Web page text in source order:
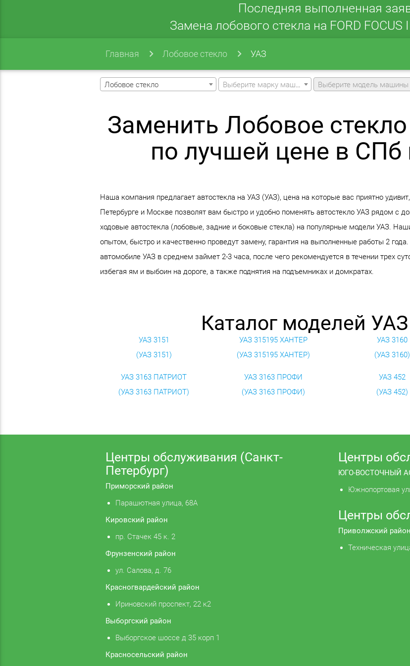
Последняя выполненная
Замена лобового стекла на FORD FOCUS
Главная Лобовое стекло УАЗ
Лобовое стекло Выберите марку машины Выберите модель машины
Заменить Лобовое
по лучшей цене в
Наша компания предлагает автостекла на УАЗ (УАЗ), цена на которые вас приятно
Петербурге и Москве позволят вам быстро и удобно поменять автостекло УАЗ рядом с
ходовые автостекла (лобовые, задние и боковые стекла) на популярные модели УАЗ.
опытом, быстро и качественно проведут замену, гарантия на выполненные работы 2
автомобиле УАЗ в среднем займет 2-3 часа, после чего рекомендуется в течении трех
избегая ям и выбоин на дороге, а также поднятия на подъемниках и домкратах.
Каталог моделей
УАЗ 3151
(УАЗ 3151)
УАЗ 315195 ХАНТЕР
(УАЗ 315195 ХАНТЕР)
УАЗ 3160
(УАЗ 3160)
УАЗ 3163 ПАТРИОТ
(УАЗ 3163 ПАТРИОТ)
УАЗ 3163 ПРОФИ
(УАЗ 3163 ПРОФИ)
УАЗ 452
(УАЗ 452)
Центры обслуживания (Санкт-
Петербург)
Приморский район
Парашютная улица, 68А
Кировский район
пр. Стачек 45 к. 2
Фрунзенский район
ул. Салова, д. 76
Красногвардейский район
Ириновский проспект, 22 к2
Выборгский район
Выборгское шоссе д 35 корп 1
Красносельский район
Центры
ЮГО-ВОСТОЧНЫЙ
Южнопортовая
Центры
Приволжский
Техническая